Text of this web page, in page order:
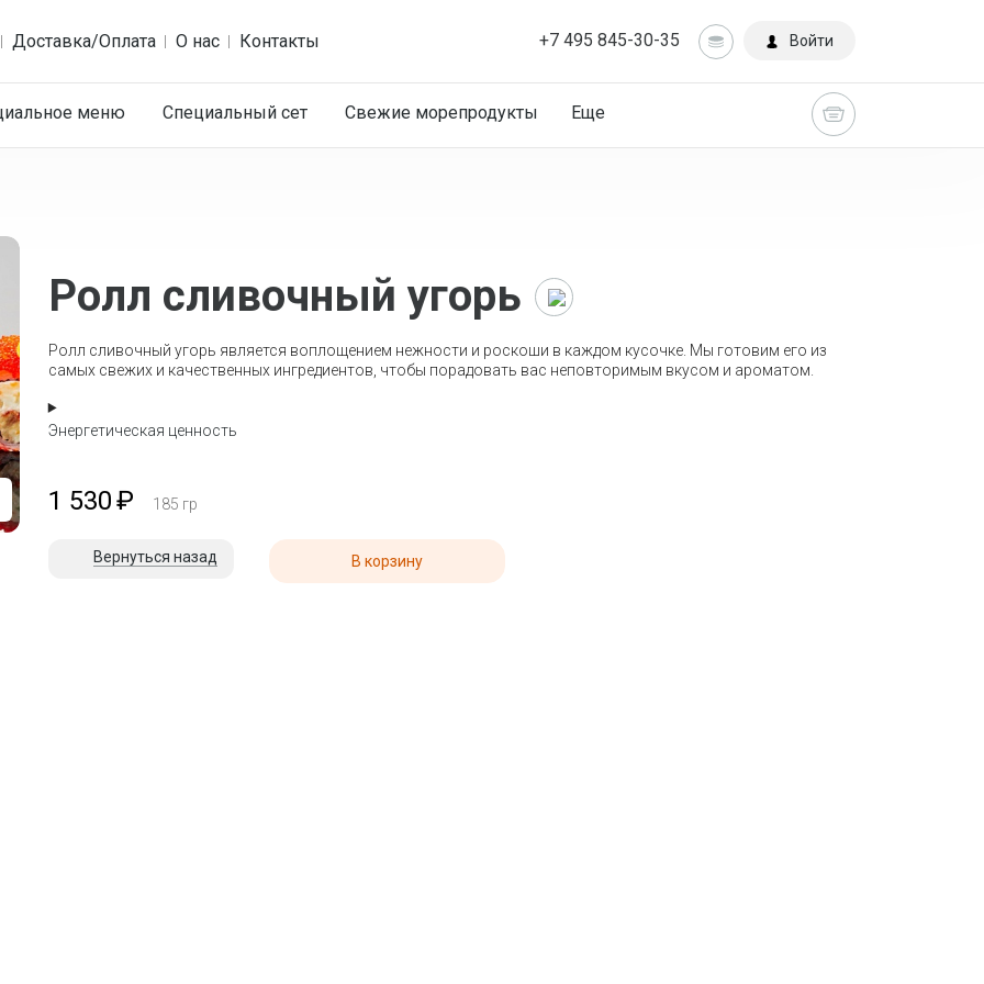
Доставка/Оплата О нас Контакты +7 495 845-30-35 Войти
меню Специальный сет Cвежие морепродукты Еще
Ролл сливочный угорь
Роллы
Ролл сливочный угорь является воплощением нежности и роскоши в каждом кусочке. Мы готовим его из
самых свежих и качественных ингредиентов, чтобы порадовать вас неповторимым вкусом и ароматом.
Энергетическая ценность
1 530₽ 185 гр
Вернуться назад В корзину